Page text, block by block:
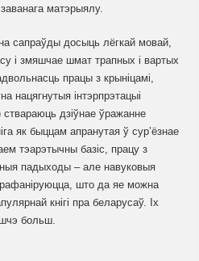
матэрыялу.
сапраўды досыць лёгкай мовай,
і змяшчае шмат трапных і вартых
працы з крыніцамі,
нацягнутыя інтэрпрэтацыі
ствараюць дзіўнае ўражанне
як быццам апранутая ў сур’ёзнае
тэарэтычны базіс, працу з
падыходы – але навуковыя
што да яе можна
кнігі пра беларусаў. Іх
больш.